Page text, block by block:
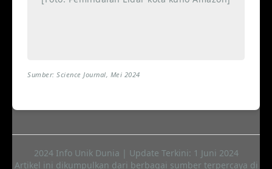
Sumber: Science Journal, Mei 2024
2024 Info Unik Dunia | Update Terkini: 1 Juni 2024
Artikel ini dikumpulkan dari berbagai sumber terpercaya di